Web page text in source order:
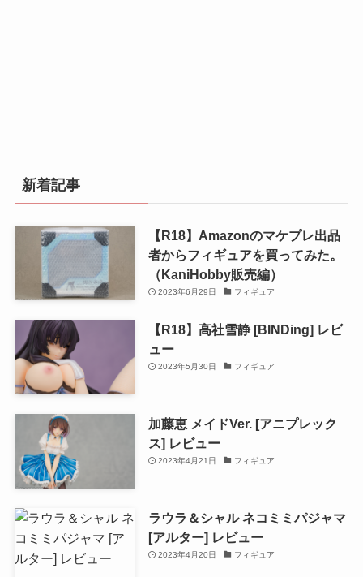
新着記事
【R18】Amazonのマケプレ出品
者からフィギュアを買ってみた。
（KaniHobby販売編）
2023年6月29日 フィギュア
【R18】高社雪静 [BINDing] レビ
ュー
2023年5月30日 フィギュア
加藤恵 メイドVer. [アニプレック
ス] レビュー
2023年4月21日 フィギュア
ラウラ＆シャル ネコミミパジャマ
[アルター] レビュー
2023年4月20日 フィギュア